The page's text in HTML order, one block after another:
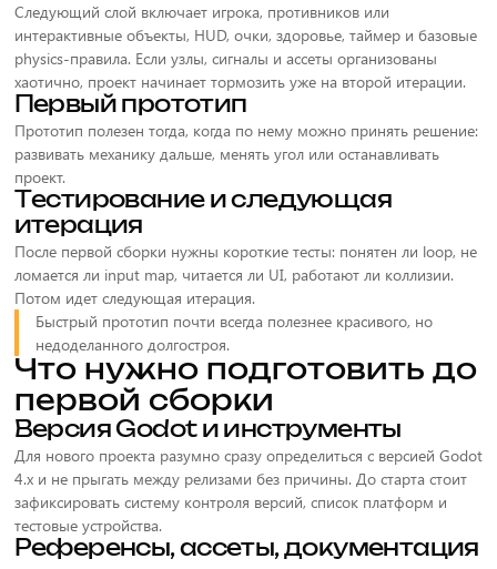
Следующий слой включает игрока, противников или
интерактивные объекты, HUD, очки, здоровье, таймер и базовые
physics-правила. Если узлы, сигналы и ассеты организованы
хаотично, проект начинает тормозить уже на второй итерации.
Первый прототип
Прототип полезен тогда, когда по нему можно принять решение:
развивать механику дальше, менять угол или останавливать
проект.
Тестирование и следующая
итерация
После первой сборки нужны короткие тесты: понятен ли loop, не
ломается ли input map, читается ли UI, работают ли коллизии.
Потом идет следующая итерация.
Быстрый прототип почти всегда полезнее красивого, но
недоделанного долгостроя.
Что нужно подготовить до
первой сборки
Версия Godot и инструменты
Для нового проекта разумно сразу определиться с версией Godot
4.x и не прыгать между релизами без причины. До старта стоит
зафиксировать систему контроля версий, список платформ и
тестовые устройства.
Референсы, ассеты, документация